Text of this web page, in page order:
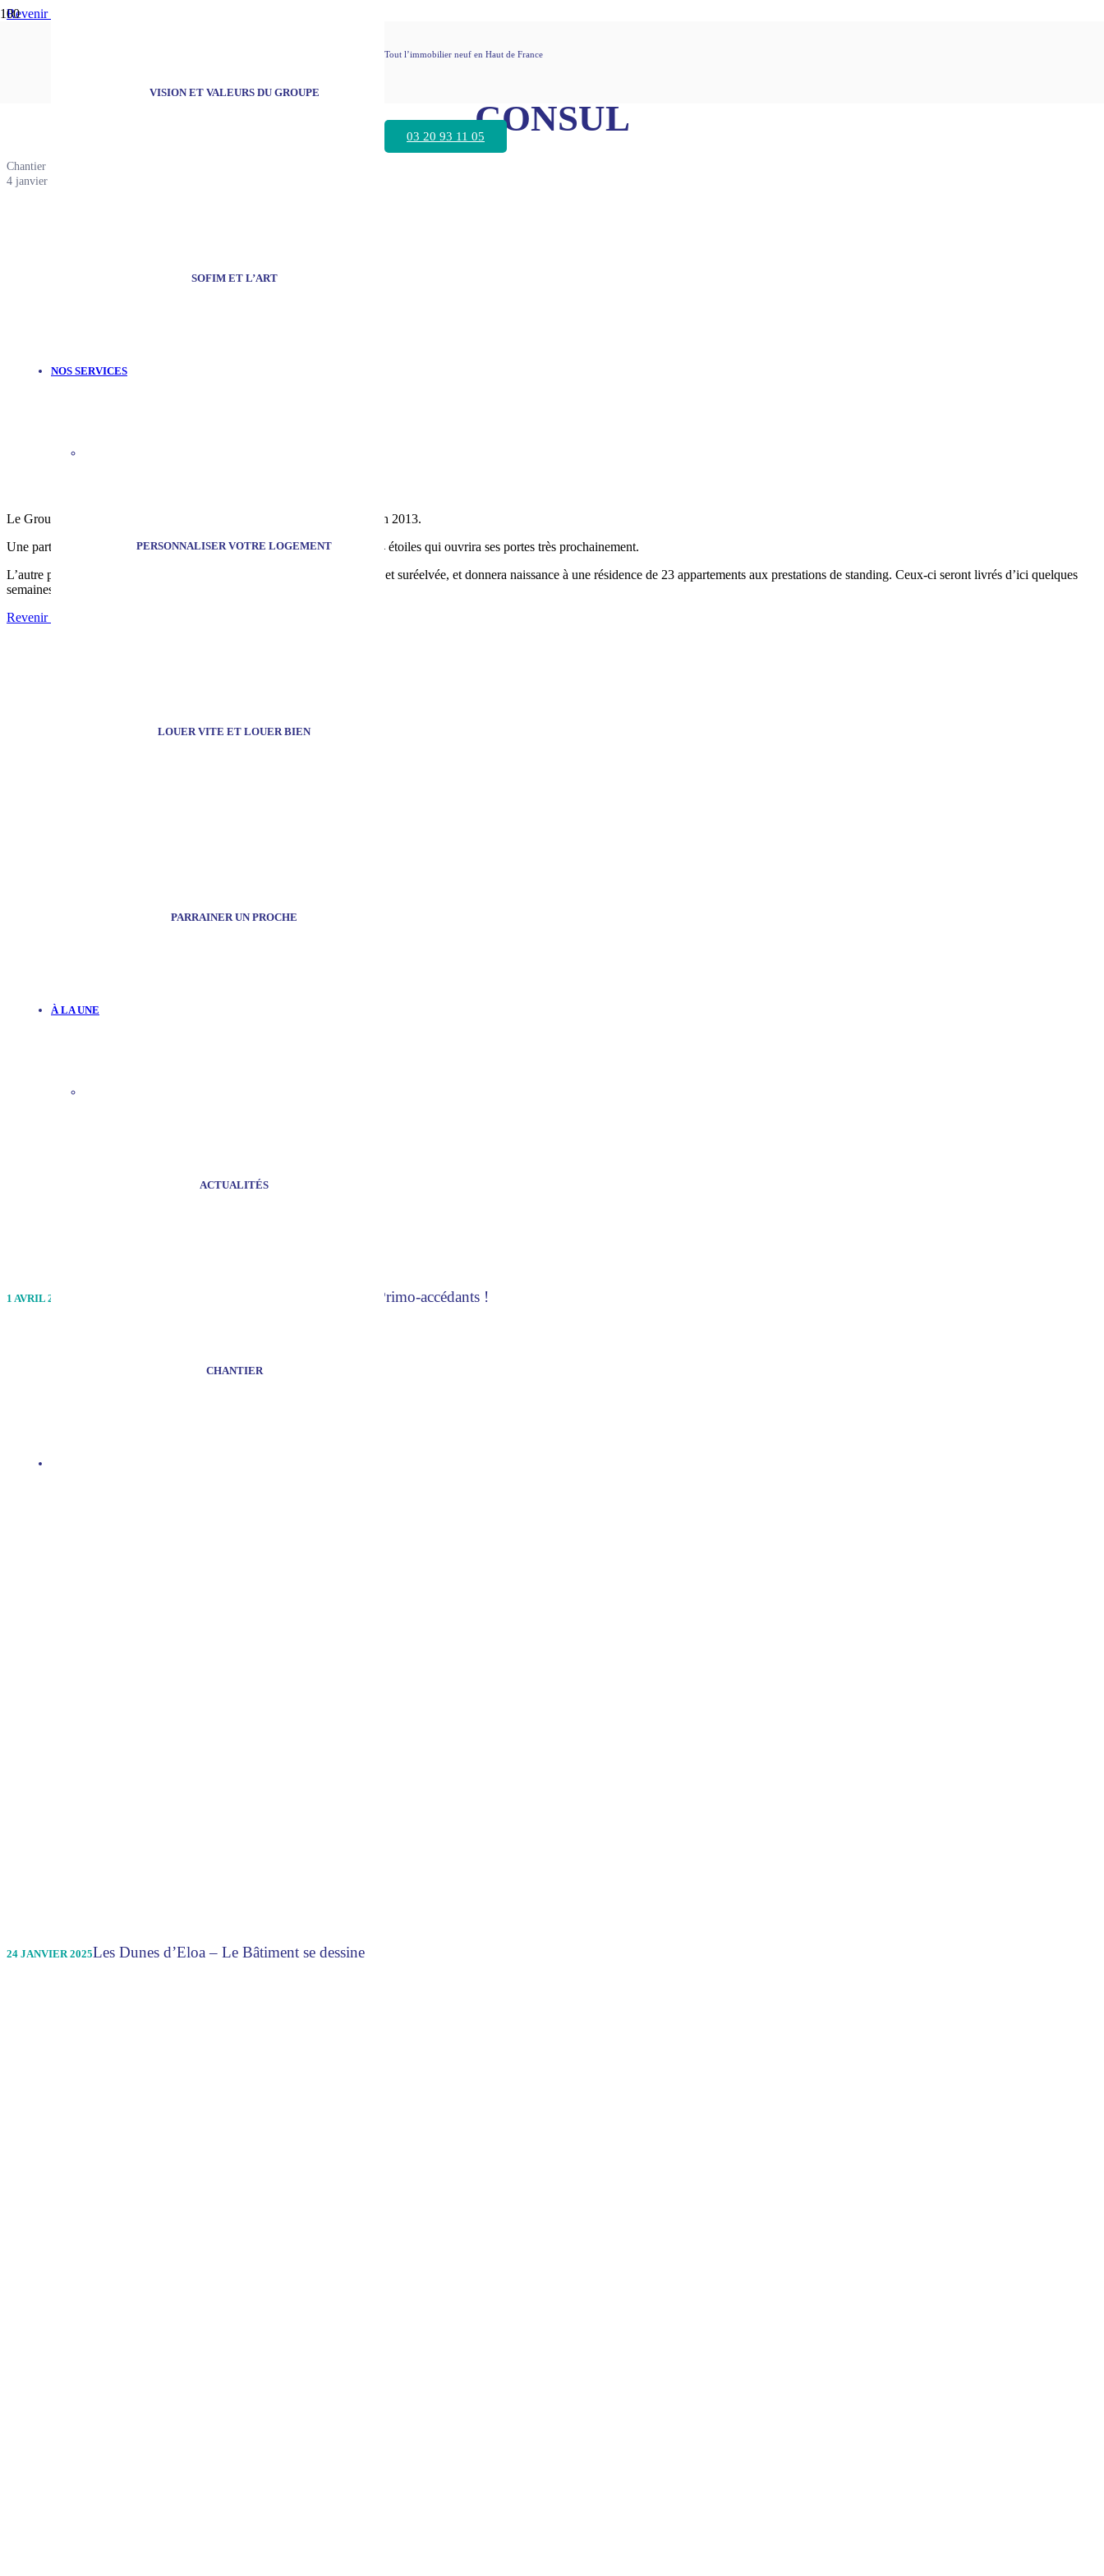
VISION ET VALEURS DU GROUPE
SOFIM ET L’ART
NOS SERVICES
PERSONNALISER VOTRE LOGEMENT
LOUER VITE ET LOUER BIEN
PARRAINER UN PROCHE
À LA UNE
ACTUALITÉS
CHANTIER
Tout l’immobilier neuf en Haut de France
03 20 93 11 05
Revenir aux actualités
CONSUL
Chantier
4 janvier 2017
Le Groupe SOFIM a fait l’acquisition de l’ancien Consulat de Pologne en 2013.
Une partie, côté Boulevard Carnot, est dédiée à la réalisation d’un hôtel 4 étoiles qui ouvrira ses portes très prochainement.
L’autre partie, qui fait face au Jardin de l’Hôtel d’Avelin, a été conservée et suréelvée, et donnera naissance à une résidence de 23 appartements aux prestations de standing. Ceux-ci seront livrés d’ici quelques
semaines.
Revenir aux actualités
1 AVRIL 2025 Nouveau PTZ 2025, un coup de pouce pour les Primo-accédants !
24 JANVIER 2025Les Dunes d’Eloa – Le Bâtiment se dessine